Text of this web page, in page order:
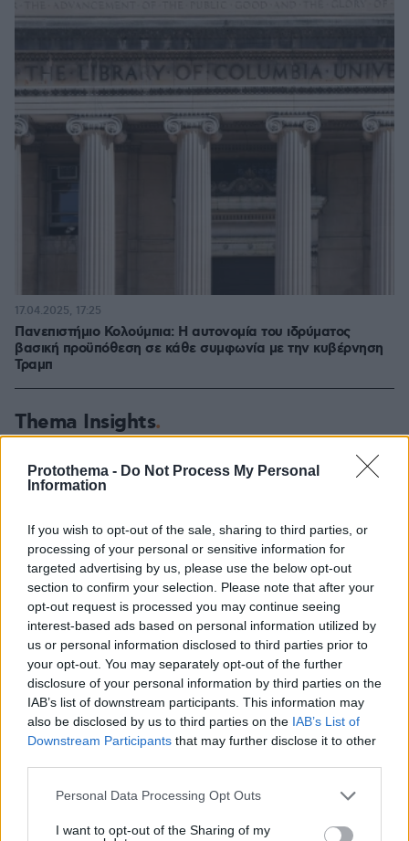
Protothema - Do Not Process My Personal
Information
If you wish to opt-out of the sale, sharing to third parties, or
processing of your personal or sensitive information for
targeted advertising by us, please use the below opt-out
section to confirm your selection. Please note that after your
opt-out request is processed you may continue seeing
interest-based ads based on personal information utilized by
us or personal information disclosed to third parties prior to
your opt-out. You may separately opt-out of the further
disclosure of your personal information by third parties on the
IAB’s list of downstream participants. This information may
also be disclosed by us to third parties on the IAB’s List of
Downstream Participants that may further disclose it to other
Please note that this website/app uses one or more Google
not limited to your visit or usage behaviour. You may click to
Personal Data Processing Opt Outs
I want to opt-out of the Sharing of my
Πανεπιστήμιο Κολούμπια: Η αυτονομία του ιδρύματος
βασική προϋπόθεση σε κάθε συμφωνία με την κυβέρνηση
Τραμπ
17.04.2025, 17:25
Thema Insights
03.08.2026, 10:56